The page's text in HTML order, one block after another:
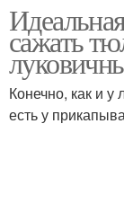
Посадки в
сажать
Конечно, как и
есть у